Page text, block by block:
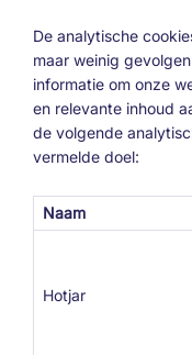
De analytische
maar weinig
informatie om onze
en relevante inhoud
de volgende
vermelde doel:
Naam
Hotjar